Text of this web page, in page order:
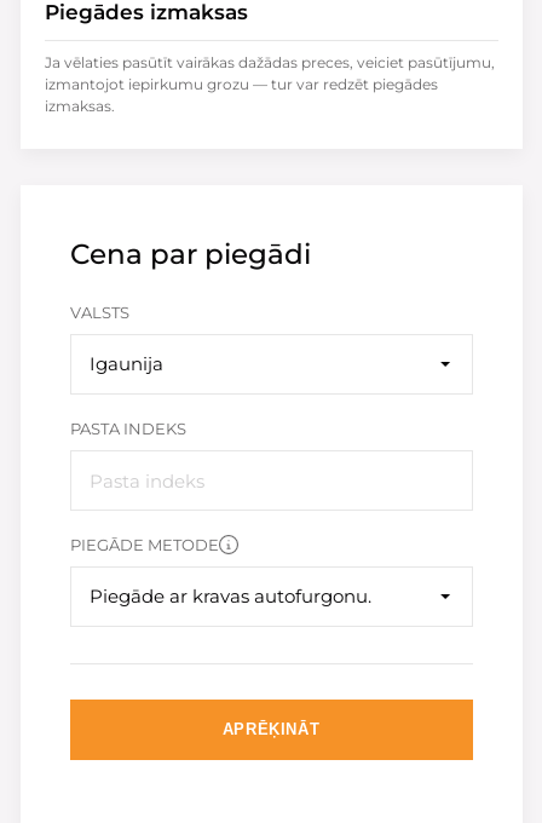
Cena par piegādi
VALSTS
Igaunija
PASTA INDEKS
PIEGĀDE METODE
Piegāde ar kravas autofurgonu.
APRĒĶINĀT
Piegādes izmaksas
Ja vēlaties pasūtīt vairākas dažādas preces, veiciet pasūtījumu,
izmantojot iepirkumu grozu — tur var redzēt piegādes
izmaksas.